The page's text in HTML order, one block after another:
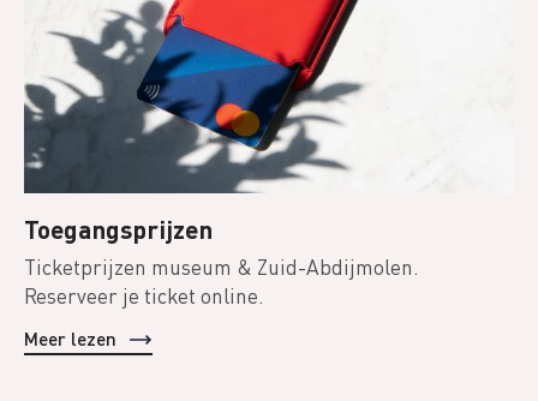
Toegangsprijzen
Ticketprijzen museum & Zuid-Abdijmolen.
Reserveer je ticket online.
Meer lezen